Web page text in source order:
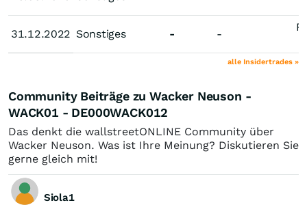
31.12.2022
31.12.2022 Sonstiges - -
alle Insidertrades »
Community Beiträge zu Wacker Neuson -
WACK01 - DE000WACK012
Das denkt die wallstreetONLINE Community über
Wacker Neuson. Was ist Ihre Meinung? Diskutieren Sie
gerne gleich mit!
Siola1